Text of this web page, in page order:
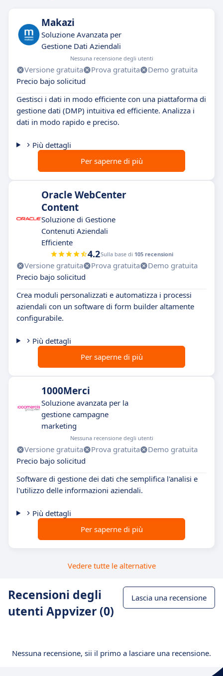
Makazi
Soluzione Avanzata per
Gestione Dati Aziendali
Nessuna recensione degli utenti
Versione gratuita Prova gratuita
Demo gratuita
Precio bajo solicitud
Gestisci i dati in modo efficiente con una piattaforma di
gestione dati (DMP) intuitiva ed efficiente. Analizza i
dati in modo rapido e preciso.
Più dettagli
Per saperne di più
Oracle WebCenter
Content
Soluzione di Gestione
Contenuti Aziendali
Efficiente
4.2Sulla base di 105 recensioni
Versione gratuita Prova gratuita
Demo gratuita
Precio bajo solicitud
Crea moduli personalizzati e automatizza i processi
aziendali con un software di form builder altamente
configurabile.
Più dettagli
Per saperne di più
1000Merci
Soluzione avanzata per la
gestione campagne
marketing
Nessuna recensione degli utenti
Versione gratuita Prova gratuita
Demo gratuita
Precio bajo solicitud
Software di gestione dei dati che semplifica l'analisi e
l'utilizzo delle informazioni aziendali.
Più dettagli
Per saperne di più
Vedere tutte le alternative
Recensioni degli
utenti Appvizer (0)
Lascia una recensione
Nessuna recensione, sii il primo a lasciare una recensione.